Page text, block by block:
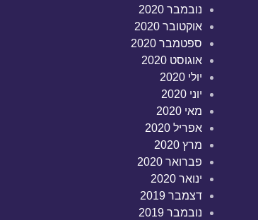
נובמבר 2020
אוקטובר 2020
ספטמבר 2020
אוגוסט 2020
יולי 2020
יוני 2020
מאי 2020
אפריל 2020
מרץ 2020
פברואר 2020
ינואר 2020
דצמבר 2019
נובמבר 2019